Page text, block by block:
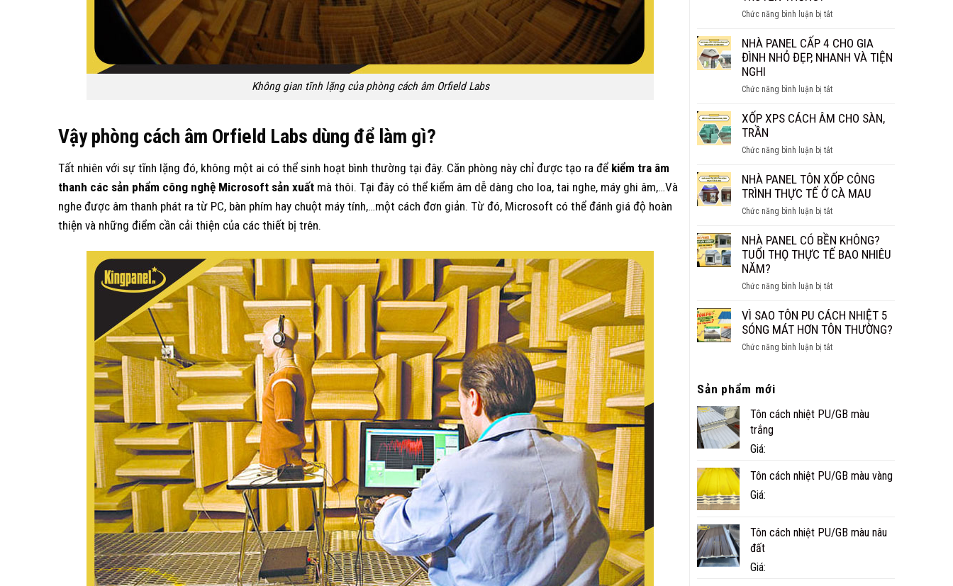
Không gian tĩnh lặng của phòng cách âm Orfield Labs
Vậy phòng cách âm Orfield Labs dùng để làm gì?
Tất nhiên với sự tĩnh lặng đó, không một ai có thể sinh hoạt bình thường tại đây. Căn phòng này chỉ được tạo ra để kiểm tra âm
thanh các sản phẩm công nghệ Microsoft sản xuất mà thôi. Tại đây có thể kiểm âm dễ dàng cho loa, tai nghe, máy ghi âm,…Và
nghe được âm thanh phát ra từ PC, bàn phím hay chuột máy tính,…một cách đơn giản. Từ đó, Microsoft có thể đánh giá độ hoàn
thiện và những điểm cần cải thiện của các thiết bị trên.
GIÁ
TIẾT
1M2?
GIÁ
MỚI
2026
Chức năng bình luận bị tắtở
NÊN
LÀM
CÁCH
THAY
TRUYỀN
NHÀ PANEL CẤP 4 CHO GIA
ĐÌNH NHỎ ĐẸP, NHANH VÀ TIỆN
NGHI
Chức năng bình luận bị tắtở
PANEL
CHO
GIA
ĐÌNH
NHỎ
ĐẸP,
VÀ
TIỆN
XỐP XPS CÁCH ÂM CHO SÀN,
TRẦN
Chức năng bình luận bị tắtở
XPS
CÁCH
CHO
TRẦN
NHÀ PANEL TÔN XỐP CÔNG
TRÌNH THỰC TẾ Ở CÀ MAU
Chức năng bình luận bị tắtở
PANEL
TÔN
TRÌNH
TẾ
Ở
CÀ
NHÀ PANEL CÓ BỀN KHÔNG?
TUỔI THỌ THỰC TẾ BAO NHIÊU
NĂM?
Chức năng bình luận bị tắtở
PANEL
CÓ
KHÔNG?
BAO
VÌ SAO TÔN PU CÁCH NHIỆT 5
SÓNG MÁT HƠN TÔN THƯỜNG?
Chức năng bình luận bị tắtở
CÁCH
HƠN
Sản phẩm mới
Tôn cách nhiệt PU/GB màu
trắng
Giá:
Tôn cách nhiệt PU/GB màu vàng
Giá:
Tôn cách nhiệt PU/GB màu nâu
đất
Giá: